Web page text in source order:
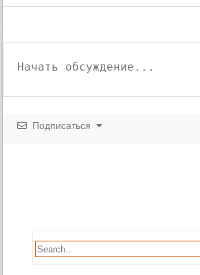
Подписаться